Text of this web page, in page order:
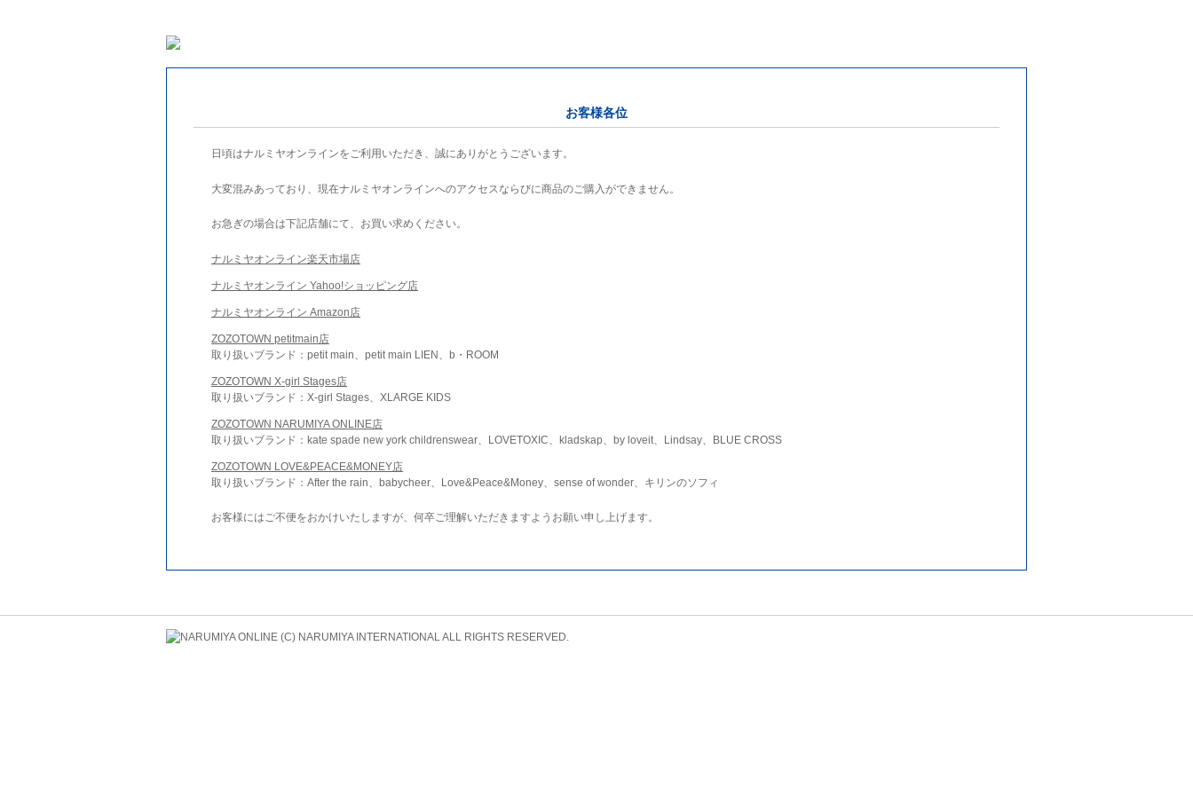
お客様各位
日頃はナルミヤオンラインをご利用いただき、誠にありがとうございます。
大変混みあっており、現在ナルミヤオンラインへのアクセスならびに商品のご購入ができません。
お急ぎの場合は下記店舗にて、お買い求めください。
ナルミヤオンライン楽天市場店
ナルミヤオンライン Yahoo!ショッピング店
ナルミヤオンライン Amazon店
ZOZOTOWN petitmain店
取り扱いブランド：petit main、petit main LIEN、b・ROOM
ZOZOTOWN X-girl Stages店
取り扱いブランド：X-girl Stages、XLARGE KIDS
ZOZOTOWN NARUMIYA ONLINE店
取り扱いブランド：kate spade new york childrenswear、LOVETOXIC、kladskap、by loveit、Lindsay、BLUE CROSS
ZOZOTOWN LOVE&PEACE&MONEY店
取り扱いブランド：After the rain、babycheer、Love&Peace&Money、sense of wonder、キリンのソフィ
お客様にはご不便をおかけいたしますが、何卒ご理解いただきますようお願い申し上げます。